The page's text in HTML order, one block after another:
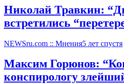
Николай Травкин:
встретились
NEWSru.com :: Мнения5 лет спустя
Максим Горюнов:
конспирологу